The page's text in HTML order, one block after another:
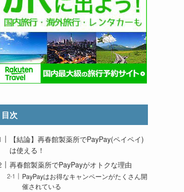
目次
【結論】再春館製薬所でPayPay(ペイペイ)
は使える！
再春館製薬所でPayPayがオトクな理由
PayPayはお得なキャンペーンがたくさん開
催されている